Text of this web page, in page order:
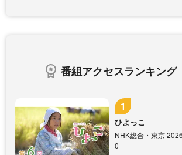
番組アクセスランキング
ひよっこ
NHK総合・東京
0